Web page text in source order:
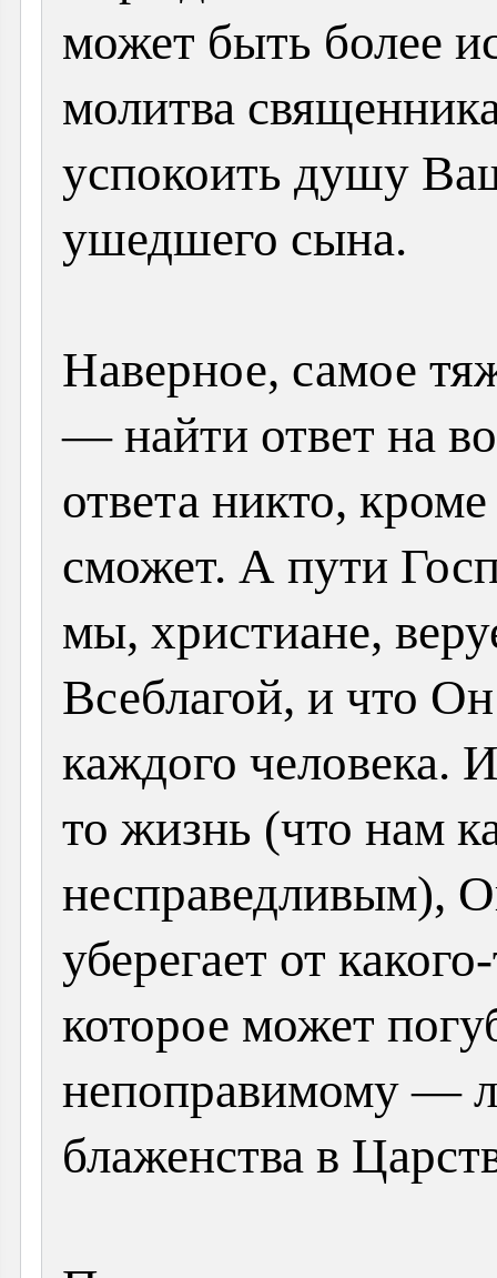
может быть более
молитва
успокоить душу
ушедшего сына.
Наверное, самое
— найти ответ на
ответа никто,
сможет. А пути
мы, христиане,
Всеблагой, и что
каждого человека.
то жизнь (что нам
несправедливым),
уберегает от
которое может
непоправимому —
блаженства в